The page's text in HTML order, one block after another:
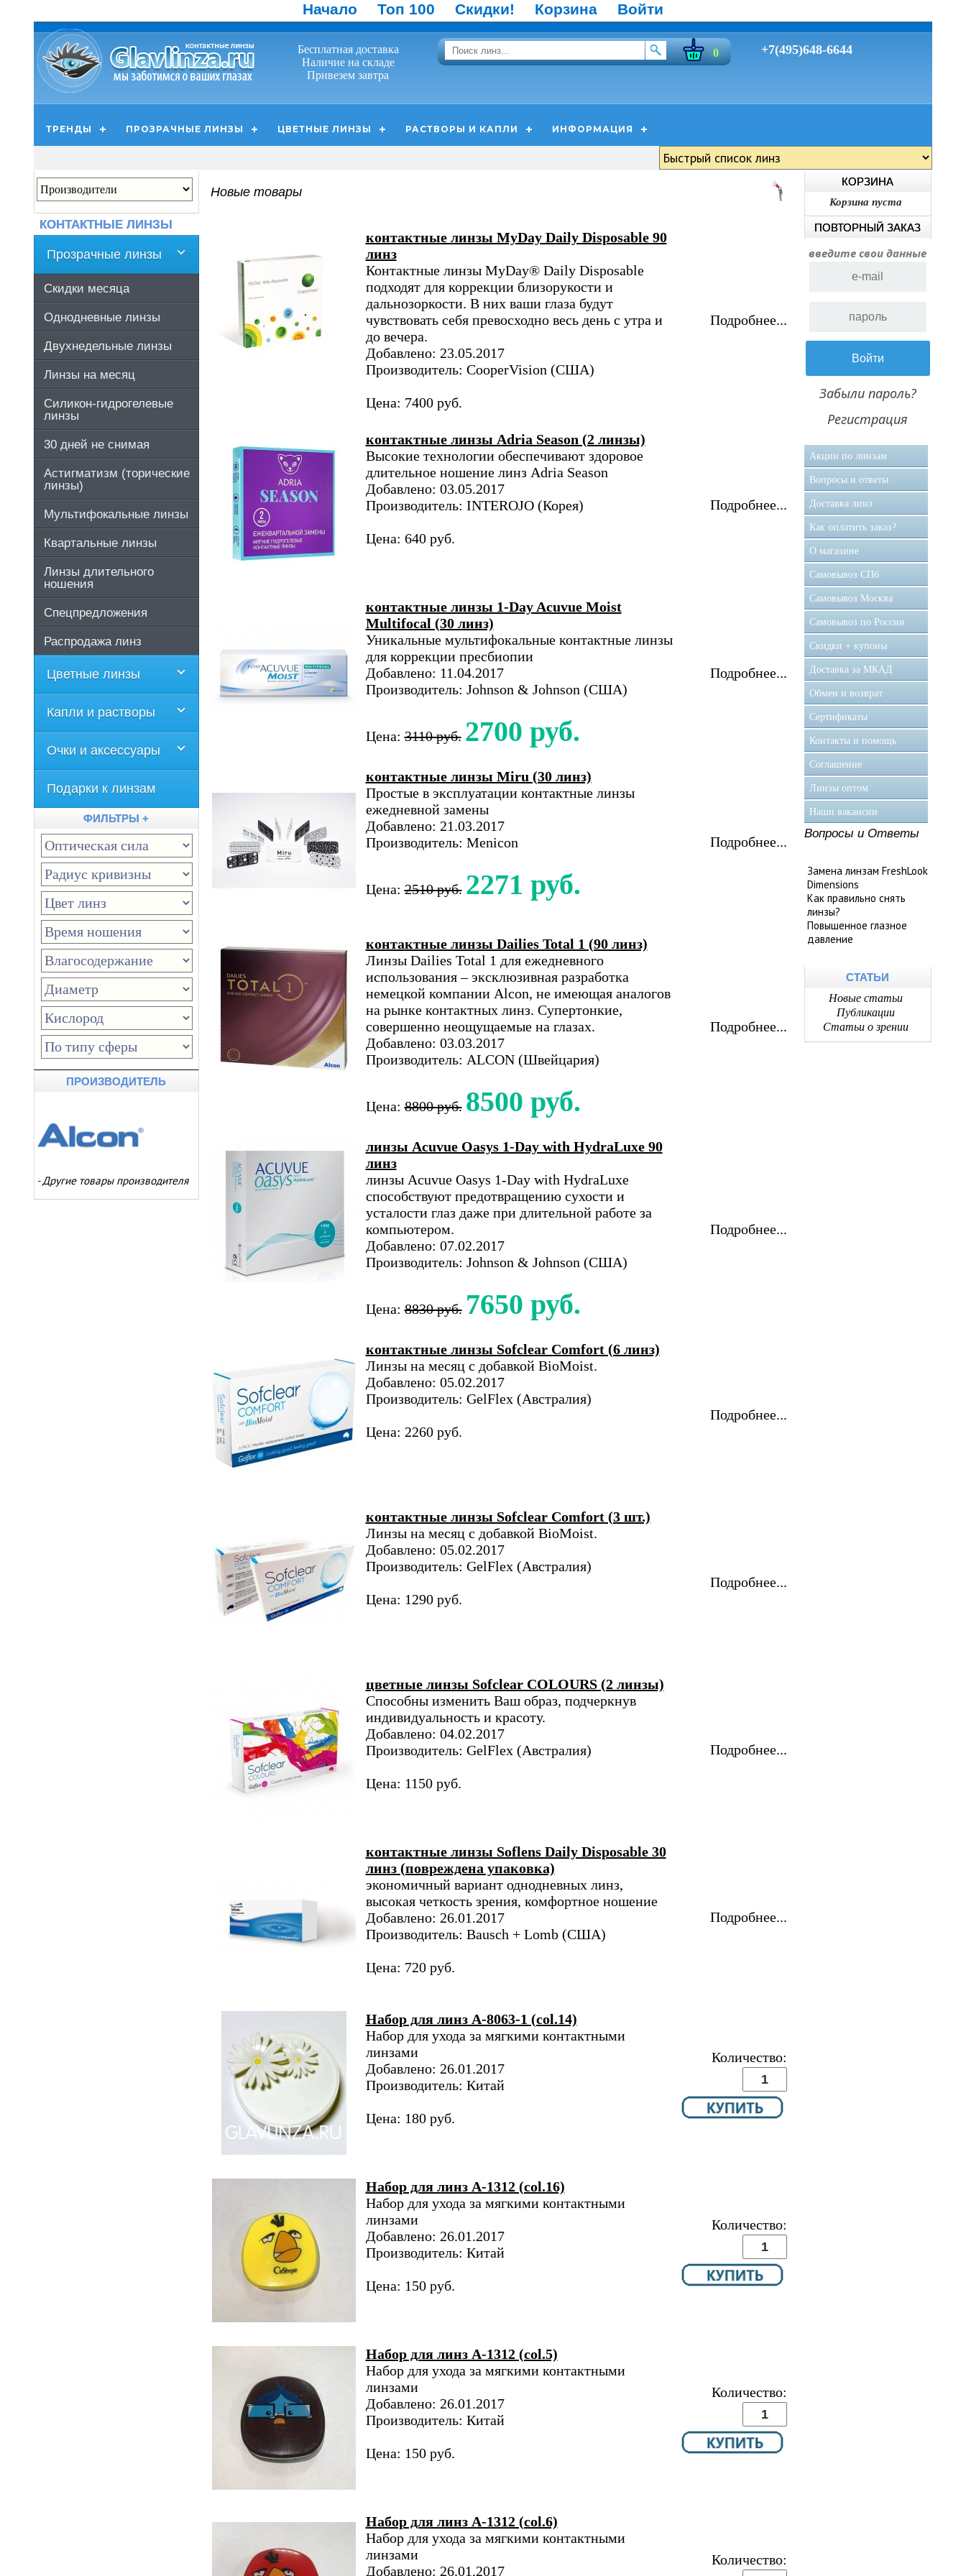
Начало Топ 100 Скидки! Корзина Войти
Бесплатная доставка
Наличие на складе
Привезем завтра
0 +7(495)648-6644
ТРЕНДЫ ПРОЗРАЧНЫЕ ЛИНЗЫ ЦВЕТНЫЕ ЛИНЗЫ РАСТВОРЫ И КАПЛИ ИНФОРМАЦИЯ
Новые товары
контактные линзы MyDay Daily Disposable 90
линз
Контактные линзы MyDay® Daily Disposable
подходят для коррекции близорукости и
дальнозоркости. В них ваши глаза будут
чувствовать себя превосходно весь день с утра и
до вечера.
Добавлено: 23.05.2017
Производитель: CooperVision (США)
Цена: 7400 руб.
Подробнее...
контактные линзы Adria Season (2 линзы)
Высокие технологии обеспечивают здоровое
длительное ношение линз Adria Season
Добавлено: 03.05.2017
Производитель: INTEROJO (Корея)
Цена: 640 руб.
Подробнее...
контактные линзы 1-Day Acuvue Moist
Multifocal (30 линз)
Уникальные мультифокальные контактные линзы
для коррекции пресбиопии
Добавлено: 11.04.2017
Производитель: Johnson & Johnson (США)
Цена:3110 руб. 2700 руб.
Подробнее...
контактные линзы Miru (30 линз)
Простые в эксплуатации контактные линзы
ежедневной замены
Добавлено: 21.03.2017
Производитель: Menicon
Цена:2510 руб. 2271 руб.
Подробнее...
контактные линзы Dailies Total 1 (90 линз)
Линзы Dailies Total 1 для ежедневного
использования – эксклюзивная разработка
немецкой компании Alcon, не имеющая аналогов
на рынке контактных линз. Супертонкие,
совершенно неощущаемые на глазах.
Добавлено: 03.03.2017
Производитель: ALCON (Швейцария)
Цена:8800 руб. 8500 руб.
Подробнее...
линзы Acuvue Oasys 1-Day with HydraLuxe 90
линз
линзы Acuvue Oasys 1-Day with HydraLuxe
способствуют предотвращению сухости и
усталости глаз даже при длительной работе за
компьютером.
Добавлено: 07.02.2017
Производитель: Johnson & Johnson (США)
Цена:8830 руб. 7650 руб.
Подробнее...
контактные линзы Sofclear Comfort (6 линз)
Линзы на месяц с добавкой BioMoist.
Добавлено: 05.02.2017
Производитель: GelFlex (Австралия)
Цена: 2260 руб.
Подробнее...
контактные линзы Sofclear Comfort (3 шт.)
Линзы на месяц с добавкой BioMoist.
Добавлено: 05.02.2017
Производитель: GelFlex (Австралия)
Цена: 1290 руб.
Подробнее...
цветные линзы Sofclear COLOURS (2 линзы)
Способны изменить Ваш образ, подчеркнув
индивидуальность и красоту.
Добавлено: 04.02.2017
Производитель: GelFlex (Австралия)
Цена: 1150 руб.
Подробнее...
контактные линзы Soflens Daily Disposable 30
линз (повреждена упаковка)
экономичный вариант однодневных линз,
высокая четкость зрения, комфортное ношение
Добавлено: 26.01.2017
Производитель: Bausch + Lomb (США)
Цена: 720 руб.
Подробнее...
Набор для линз A-8063-1 (col.14)
Набор для ухода за мягкими контактными
линзами
Добавлено: 26.01.2017
Производитель: Китай
Цена: 180 руб.
Количество:
Набор для линз A-1312 (col.16)
Набор для ухода за мягкими контактными
линзами
Добавлено: 26.01.2017
Производитель: Китай
Цена: 150 руб.
Количество:
Набор для линз A-1312 (col.5)
Набор для ухода за мягкими контактными
линзами
Добавлено: 26.01.2017
Производитель: Китай
Цена: 150 руб.
Количество:
Набор для линз A-1312 (col.6)
Набор для ухода за мягкими контактными
линзами
Добавлено: 26.01.2017
Количество:
КОНТАКТНЫЕ ЛИНЗЫ
Прозрачные линзы
Скидки месяца
Однодневные линзы
Двухнедельные линзы
Линзы на месяц
Силикон-гидрогелевые
линзы
30 дней не снимая
Астигматизм (торические
линзы)
Мультифокальные линзы
Квартальные линзы
Линзы длительного
ношения
Спецпредложения
Распродажа линз
Цветные линзы
Капли и растворы
Очки и аксессуары
Подарки к линзам
ФИЛЬТРЫ +
ПРОИЗВОДИТЕЛЬ
-Другие товары производителя
КОРЗИНА
Корзина пуста
ПОВТОРНЫЙ ЗАКАЗ
введите свои данные
Забыли пароль?
Регистрация
Акции по линзам
Вопросы и ответы
Доставка линз
Как оплатить заказ?
О магазине
Самовывоз CПб
Самовывоз Москва
Самовывоз по России
Скидки + купоны
Доставка за МКАД
Обмен и возврат
Сертификаты
Контакты и помощь
Соглашение
Линзы оптом
Наши вакансии
Вопросы и Ответы
Замена линзам FreshLook
Dimensions
Как правильно снять
линзы?
Повышенное глазное
давление
СТАТЬИ
Новые статьи
Публикации
Статьи о зрении